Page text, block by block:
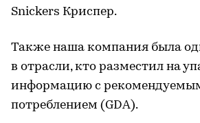
Snickers Криспер.
Также наша компания была
в отрасли, кто разместил на
информацию с
потреблением (GDA).